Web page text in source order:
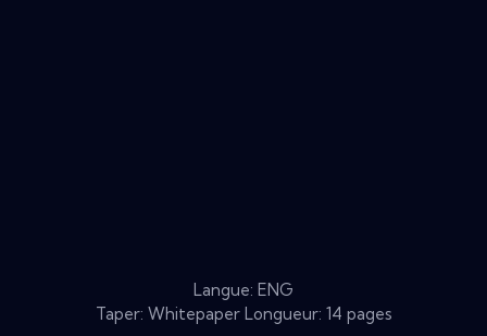
Langue: ENG
Taper: Whitepaper Longueur: 14 pages